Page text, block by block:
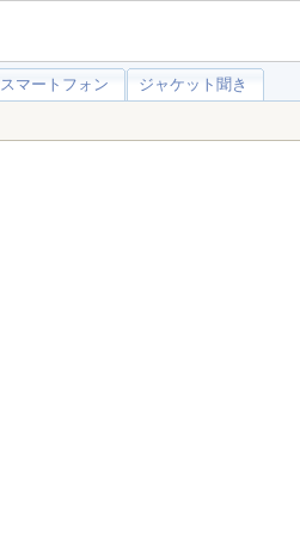
スマートフォン ジャケット聞き